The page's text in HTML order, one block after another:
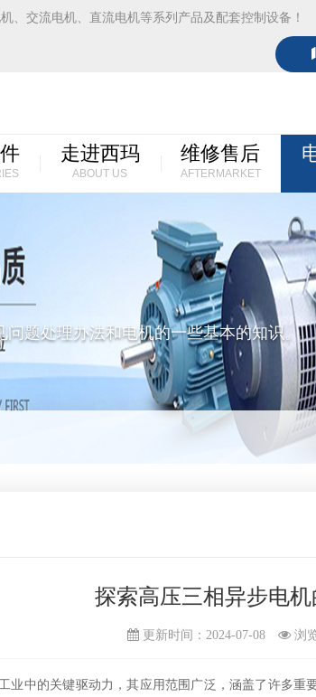
、交流电机、直流电机等系列产品及配套控制设备！
走进西玛
ABOUT US
维修售后
AFTERMARKET
题处理办法和电机的一些基本的知识。
探索高压三相异步电
更新时间：2024-07-08 浏
业中的关键驱动力，其应用范围广泛，涵盖了许多重